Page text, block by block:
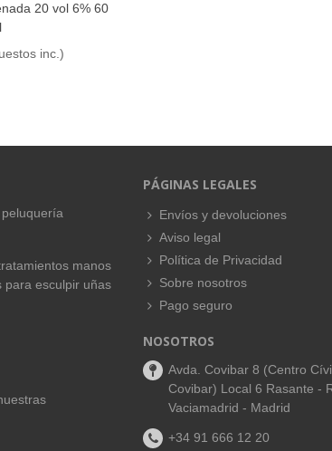
20 vol 6% 60
inc.)
manos
para esculpir uñas
PÁGINAS LEGALES
Envíos y devoluciones
Aviso legal
Política de Privacidad
Sobre nosotros
Pago seguro
NOSOTROS
Avda. Covibar 8 (Centro
Covibar) Local 6 Rasante -
Vaciamadrid - Madrid
+34 91 666 12 20